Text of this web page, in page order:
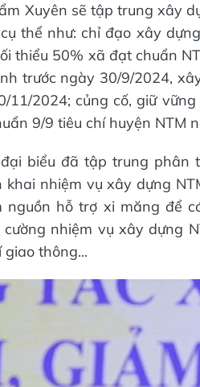
Xuyên sẽ tập trung xây
thể như: chỉ đạo xây
thiểu 50% xã đạt chuẩn
trước ngày 30/9/2024,
11/2024; củng cố, giữ
9/9 tiêu chí huyện NTM
biểu đã tập trung phân
khai nhiệm vụ xây dựng
nguồn hỗ trợ xi măng để
nhiệm vụ xây dựng
thông...